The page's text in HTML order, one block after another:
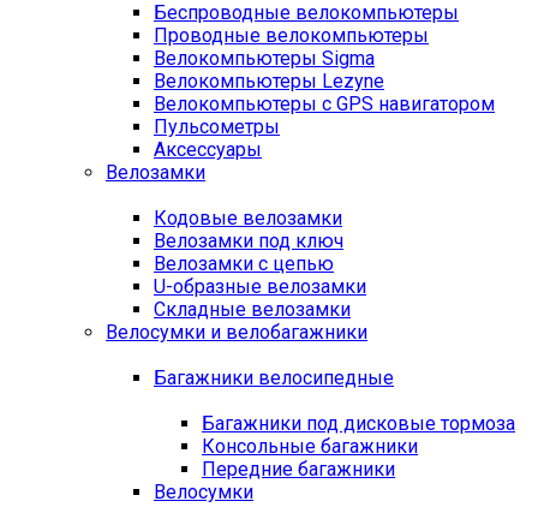
Беспроводные велокомпьютеры
Проводные велокомпьютеры
Велокомпьютеры Sigma
Велокомпьютеры Lezyne
Велокомпьютеры с GPS навигатором
Пульсометры
Аксессуары
Велозамки
Кодовые велозамки
Велозамки под ключ
Велозамки с цепью
U-образные велозамки
Складные велозамки
Велосумки и велобагажники
Багажники велосипедные
Багажники под дисковые тормоза
Консольные багажники
Передние багажники
Велосумки